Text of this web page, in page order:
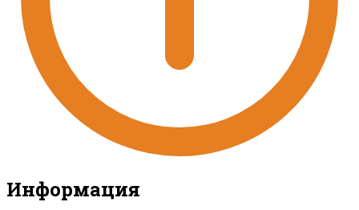
Информация